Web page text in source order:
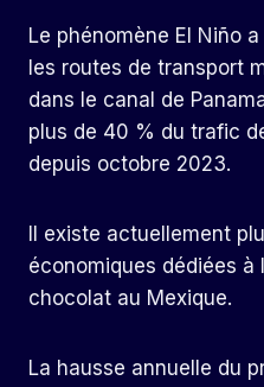
Le phénomène El Niño
les routes de transport
dans le canal de
plus de 40 % du trafic
depuis octobre 2023.
Il existe actuellement
économiques dédiées à
chocolat au Mexique.
La hausse annuelle du